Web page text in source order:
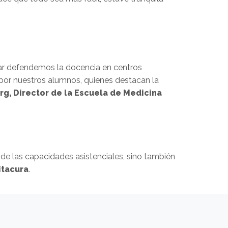
defendemos la docencia en centros
nuestros alumnos, quienes destacan la
Director de la Escuela de Medicina
las capacidades asistenciales, sino también
.